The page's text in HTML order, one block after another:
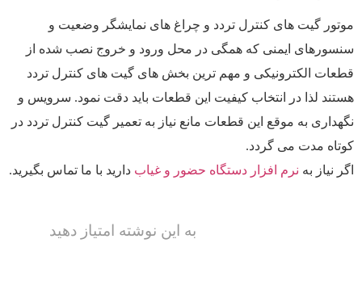
موتور گیت های کنترل تردد و چراغ های نمایشگر وضعیت و
سنسورهای ایمنی که همگی در محل ورود و خروج نصب شده از
قطعات الکترونیکی و مهم ترین بخش های گیت های کنترل تردد
هستند لذا در انتخاب کیفیت این قطعات باید دقت نمود. سرویس و
نگهداری به موقع این قطعات مانع نیاز به تعمیر گیت کنترل تردد در
کوتاه مدت می گردد.
اگر نیاز به نرم افزار دستگاه حضور و غیاب دارید با ما تماس بگیرید.
به این نوشته امتیاز دهید